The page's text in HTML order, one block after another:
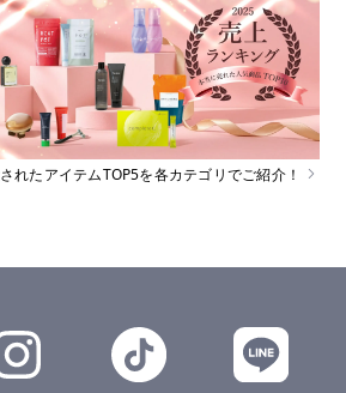
れたアイテムTOP5を各カテゴリでご紹介！